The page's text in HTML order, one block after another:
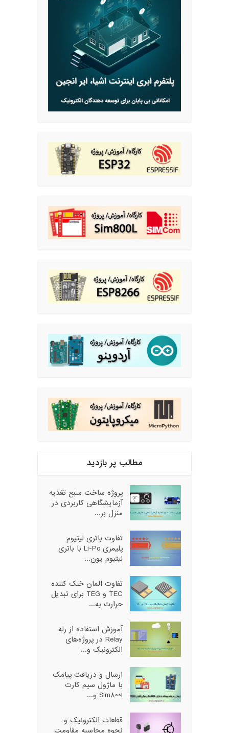
مطالب پر بازدید
پروژه ساخت منبع تغذیه
آزمایشگاهی کاربردی در
منزل بر...
تفاوت باتری لیتیوم
پلیمری Li-Po با باتری
لیتیوم یون...
تفاوت المان خنک کننده
TEC و TEG برای تبدیل
حرارت به...
آموزش استفاده از رله
Relay در پروژه‌های
الکترونیک و...
ارسال و دریافت پیامک
با ماژول سیم کارت
Sim800l و...
قطعات الکترونیک و
نحوه محاسبه مقاومت